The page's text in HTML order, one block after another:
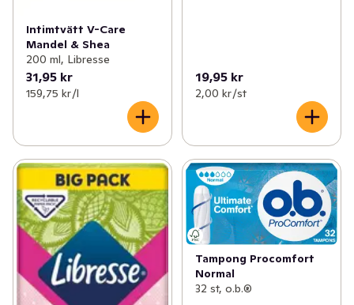
Intimtvätt V-Care
Mandel & Shea
200 ml, Libresse
31,95 kr
159,75 kr /l
19,95 kr
2,00 kr /st
Tampong Procomfort
Normal
32 st, o.b.®